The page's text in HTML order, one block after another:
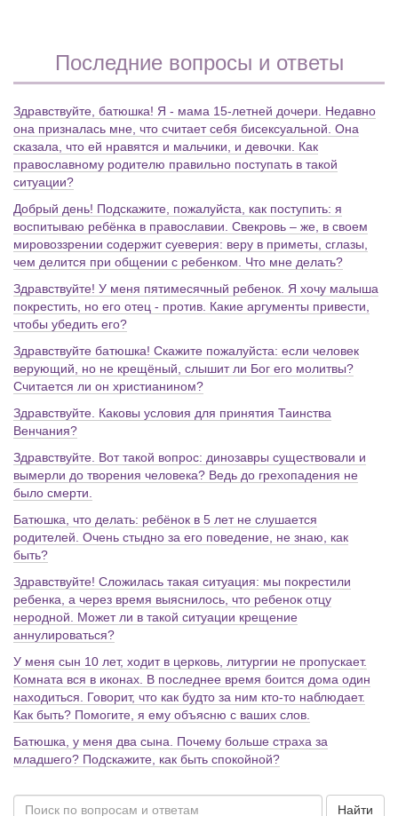
Последние вопросы и ответы
Здравствуйте, батюшка! Я - мама 15-летней дочери. Недавно
она призналась мне, что считает себя бисексуальной. Она
сказала, что ей нравятся и мальчики, и девочки. Как
православному родителю правильно поступать в такой
ситуации?
Добрый день! Подскажите, пожалуйста, как поступить: я
воспитываю ребёнка в православии. Свекровь – же, в своем
мировоззрении содержит суеверия: веру в приметы, сглазы,
чем делится при общении с ребенком. Что мне делать?
Здравствуйте! У меня пятимесячный ребенок. Я хочу малыша
покрестить, но его отец - против. Какие аргументы привести,
чтобы убедить его?
Здравствуйте батюшка! Скажите пожалуйста: если человек
верующий, но не крещёный, слышит ли Бог его молитвы?
Считается ли он христианином?
Здравствуйте. Каковы условия для принятия Таинства
Венчания?
Здравствуйте. Вот такой вопрос: динозавры существовали и
вымерли до творения человека? Ведь до грехопадения не
было смерти.
Батюшка, что делать: ребёнок в 5 лет не слушается
родителей. Очень стыдно за его поведение, не знаю, как
быть?
Здравствуйте! Сложилась такая ситуация: мы покрестили
ребенка, а через время выяснилось, что ребенок отцу
неродной. Может ли в такой ситуации крещение
аннулироваться?
У меня сын 10 лет, ходит в церковь, литургии не пропускает.
Комната вся в иконах. В последнее время боится дома один
находиться. Говорит, что как будто за ним кто-то наблюдает.
Как быть? Помогите, я ему объясню с ваших слов.
Батюшка, у меня два сына. Почему больше страха за
младшего? Подскажите, как быть спокойной?
Найти